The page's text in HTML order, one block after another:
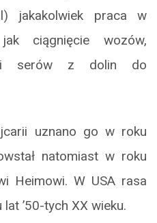
jakakolwiek praca w
ciągnięcie wozów,
i serów z dolin do
uznano go w roku
natomiast w roku
Heimowi. W USA rasa
’50-tych XX wieku.